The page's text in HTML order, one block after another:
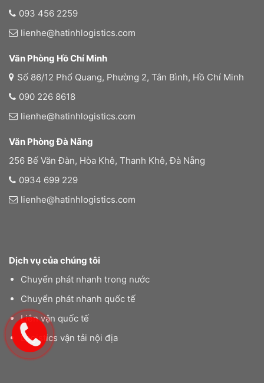
093 456 2259
lienhe@hatinhlogistics.com
Văn Phòng Hồ Chí Minh
Số 86/12 Phổ Quang, Phường 2, Tân Bình, Hồ Chí Minh
090 226 8618
lienhe@hatinhlogistics.com
Văn Phòng Đà Nãng
256 Bế Văn Đàn, Hòa Khê, Thanh Khê, Đà Nẵng
0934 699 229
lienhe@hatinhlogistics.com
Dịch vụ của chúng tôi
Chuyển phát nhanh trong nước
Chuyển phát nhanh quốc tế
Liên vận quốc tế
Logistics vận tải nội địa